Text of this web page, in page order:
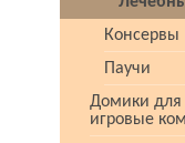
Консервы
Паучи
Домики для
игровые